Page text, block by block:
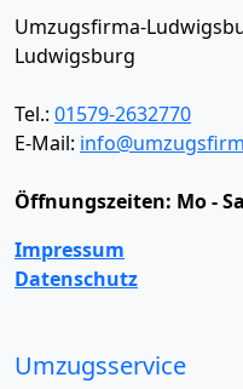
Umzugsfirma-
Ludwigsburg
Tel.: 01579-2632770
E-Mail:
Öffnungszeiten: Mo -
Impressum
Datenschutz
Umzugsservice